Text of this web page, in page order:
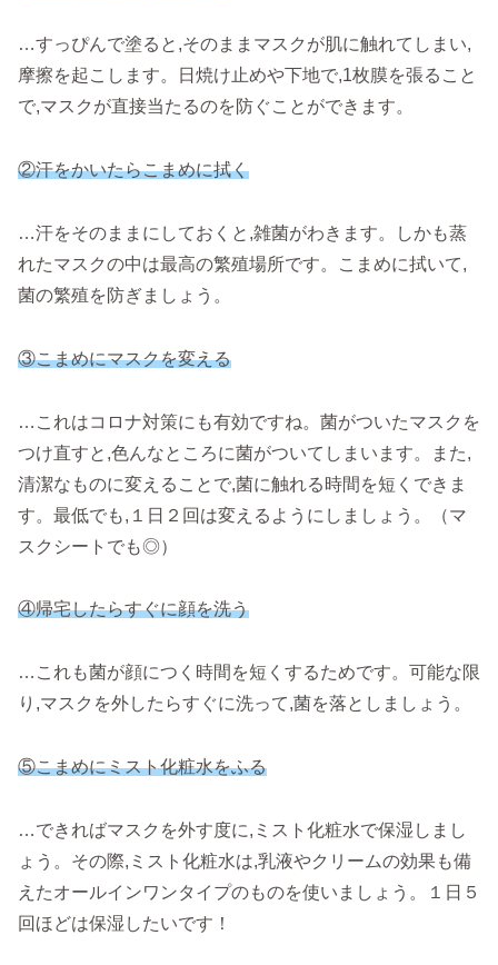
…すっぴんで塗ると,そのままマスクが肌に触れてしまい,
摩擦を起こします。日焼け止めや下地で,1枚膜を張ること
で,マスクが直接当たるのを防ぐことができます。
②汗をかいたらこまめに拭く
…汗をそのままにしておくと,雑菌がわきます。しかも蒸
れたマスクの中は最高の繁殖場所です。こまめに拭いて,
菌の繁殖を防ぎましょう。
③こまめにマスクを変える
…これはコロナ対策にも有効ですね。菌がついたマスクを
つけ直すと,色んなところに菌がついてしまいます。また,
清潔なものに変えることで,菌に触れる時間を短くできま
す。最低でも,１日２回は変えるようにしましょう。（マ
スクシートでも◎）
④帰宅したらすぐに顔を洗う
…これも菌が顔につく時間を短くするためです。可能な限
り,マスクを外したらすぐに洗って,菌を落としましょう。
⑤こまめにミスト化粧水をふる
…できればマスクを外す度に,ミスト化粧水で保湿しまし
ょう。その際,ミスト化粧水は,乳液やクリームの効果も備
えたオールインワンタイプのものを使いましょう。１日５
回ほどは保湿したいです！